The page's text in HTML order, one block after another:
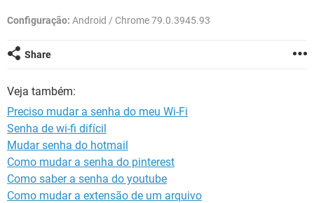
GUIA DE COMPRAS
Configuração: Android / Chrome 79.0.3945.93
Share
Veja também:
Preciso mudar a senha do meu Wi-Fi
Senha de wi-fi difícil
Mudar senha do hotmail
Como mudar a senha do pinterest
Como saber a senha do youtube
Como mudar a extensão de um arquivo